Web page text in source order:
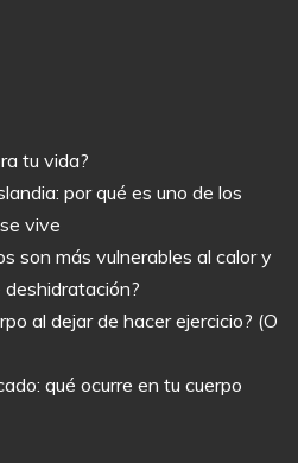
tu vida?
por qué es uno de los
vive
son más vulnerables al calor y
deshidratación?
al dejar de hacer ejercicio? (O
qué ocurre en tu cuerpo